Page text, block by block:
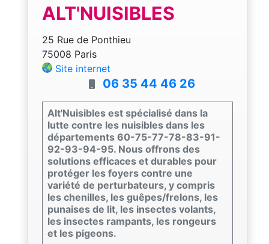
ALT'NUISIBLES
25 Rue de Ponthieu
75008 Paris
Site internet
06 35 44 46 26
Alt'Nuisibles est spécialisé dans la
lutte contre les nuisibles dans les
départements 60-75-77-78-83-91-
92-93-94-95. Nous offrons des
solutions efficaces et durables pour
protéger les foyers contre une
variété de perturbateurs, y compris
les chenilles, les guêpes/frelons, les
punaises de lit, les insectes volants,
les insectes rampants, les rongeurs
et les pigeons.